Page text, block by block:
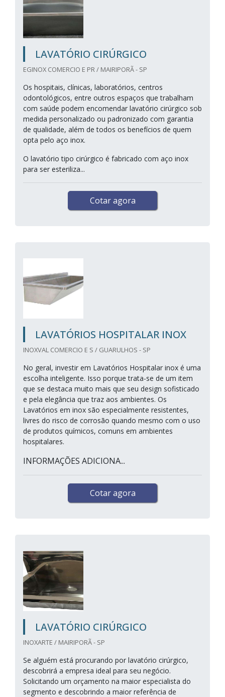
LAVATÓRIO CIRÚRGICO
EGINOX COMERCIO E PR / MAIRIPORÃ - SP
Os hospitais, clínicas, laboratórios, centros
odontológicos, entre outros espaços que trabalham
com saúde podem encomendar lavatório cirúrgico sob
medida personalizado ou padronizado com garantia
de qualidade, além de todos os benefícios de quem
opta pelo aço inox.
O lavatório tipo cirúrgico é fabricado com aço inox
para ser esteriliza...
Cotar agora
LAVATÓRIOS HOSPITALAR INOX
INOXVAL COMERCIO E S / GUARULHOS - SP
No geral, investir em Lavatórios Hospitalar inox é uma
escolha inteligente. Isso porque trata-se de um item
que se destaca muito mais que seu design sofisticado
e pela elegância que traz aos ambientes. Os
Lavatórios em inox são especialmente resistentes,
livres do risco de corrosão quando mesmo com o uso
de produtos químicos, comuns em ambientes
hospitalares.
INFORMAÇÕES ADICIONA...
Cotar agora
LAVATÓRIO CIRÚRGICO
INOXARTE / MAIRIPORÃ - SP
Se alguém está procurando por lavatório cirúrgico,
descobrirá a empresa ideal para seu negócio.
Solicitando um orçamento na maior especialista do
segmento e descobrindo a maior referência de